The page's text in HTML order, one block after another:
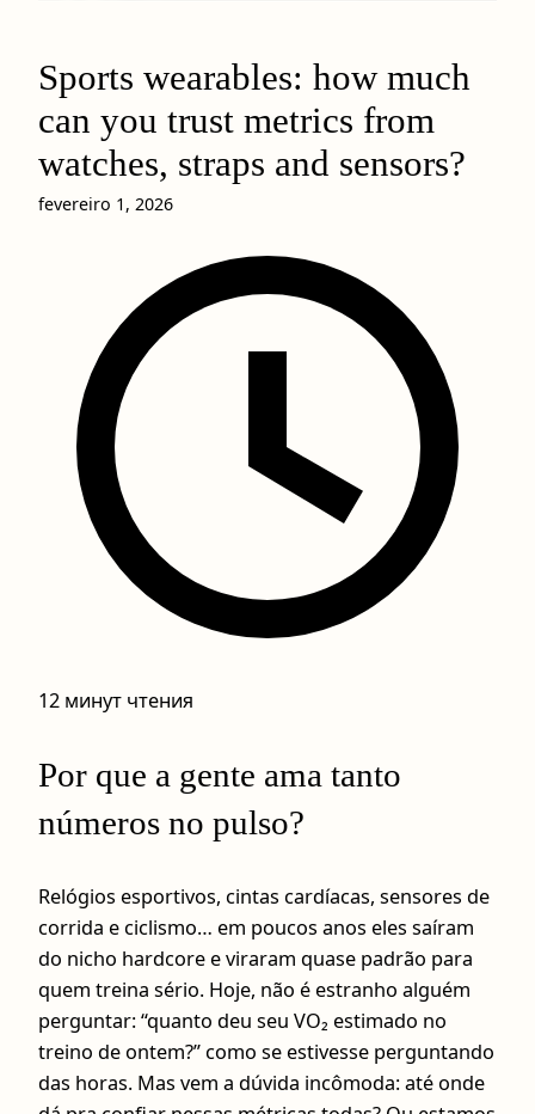
Sports wearables: how much
can you trust metrics from
watches, straps and sensors?
fevereiro 1, 2026
12 минут чтения
Por que a gente ama tanto
números no pulso?
Relógios esportivos, cintas cardíacas, sensores de
corrida e ciclismo… em poucos anos eles saíram
do nicho hardcore e viraram quase padrão para
quem treina sério. Hoje, não é estranho alguém
perguntar: “quanto deu seu VO₂ estimado no
treino de ontem?” como se estivesse perguntando
das horas. Mas vem a dúvida incômoda: até onde